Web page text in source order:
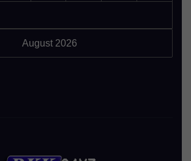
August 2026